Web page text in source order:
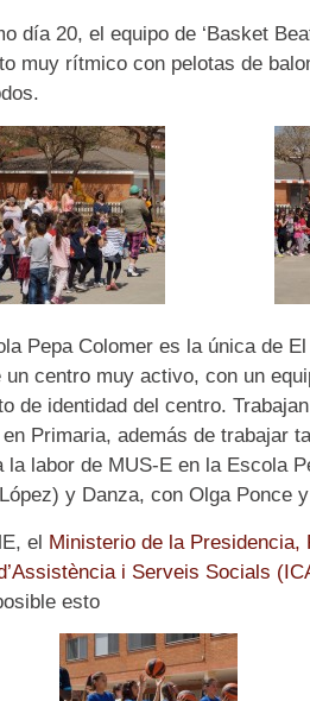
día 20, el equipo de ‘Basket
muy rítmico con pelotas de
Pepa Colomer es la única de
un centro muy activo, con un
de identidad del centro.
en Primaria, además de trabajar
la labor de MUS-E en la Escola
y Danza, con Olga Ponce
el Ministerio de la Presidencia,
i Serveis Socials
esto